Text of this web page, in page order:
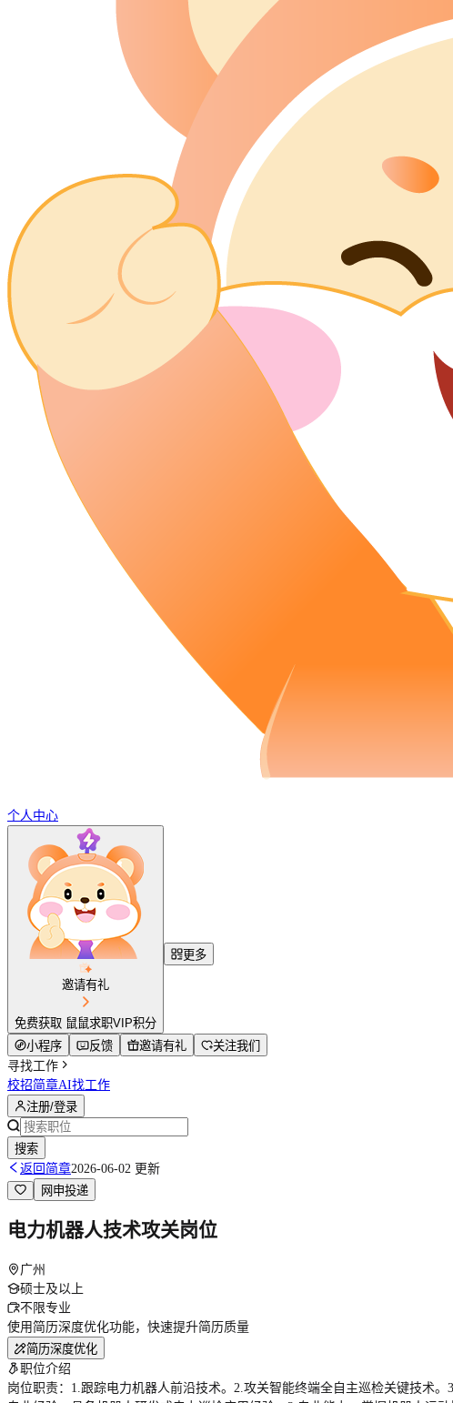
个人中心
邀请有礼
免费获取 鼠鼠求职VIP积分
更多
小程序 反馈 邀请有礼
关注我们
寻找工作
校招简章AI找工作
注册/登录
搜索
返回简章2026-06-02 更新
网申投递
电力机器人技术攻关岗位
广州
硕士及以上
不限专业
使用简历深度优化功能，快速提升简历质量
简历深度优化
职位介绍
岗位职责：1.跟踪电力机器人前沿技术。2.攻关智能终端全自主巡检关键技术